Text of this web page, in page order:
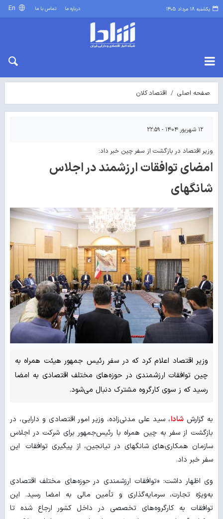
یکشنبه ۱۸ مرداد ۱۴۰۵ درباره ما تماس با ما
صفحه اصلی اقتصاد کلان
۱۲ شهریور ۱۴۰۴ - ۲۲:۵۹
وزیر اقتصاد در بازگشت از سفر چین خبر داد:
امضای توافقات ارزشمند در اجلاس
شانگهای
وزیر اقتصاد اعلام کرد که در سفر رئیس جمهور هیئت همراه به
چین توافقات ارزشمندی در حوزه‌های مختلف اقتصادی به امضا
رسید که ز سوی کارگروه مشترک دنبال می‌شود.
به گزارششادا، سید علی مدنی‌زاده، وزیر امور اقتصادی و دارایی، در
بازگشت از سفر به چین همراه با رئیس‌جمهور برای شرکت در اجلاس
سازمان همکاری‌های شانگهای در تیانجین، از پیگیری توافقات این
سفر خبر داد.
وی اظهار داشت: «توافقات ارزشمندی در حوزه‌های مختلف اقتصادی
به‌ویژه تجارت، سرمایه‌گذاری و تأمین مالی به امضا رسید. این
توافقات به کارگروه‌های تخصصی در داخل کشور ارجاع شده تا